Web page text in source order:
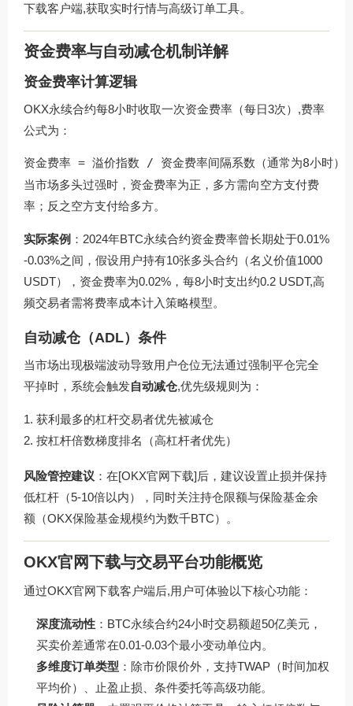
下载客户端,获取实时行情与高级订单工具。
资金费率与自动减仓机制详解
资金费率计算逻辑
OKX永续合约每8小时收取一次资金费率（每日3次）,费率
公式为：
资金费率 = 溢价指数 / 资金费率间隔系数（通常为8小时）
当市场多头过强时，资金费率为正，多方需向空方支付费
率；反之空方支付给多方。
实际案例 ：2024年BTC永续合约资金费率曾长期处于0.01%
-0.03%之间，假设用户持有10张多头合约（名义价值1000
USDT），资金费率为0.02%，每8小时支出约0.2 USDT,高
频交易者需将费率成本计入策略模型。
自动减仓（ADL）条件
当市场出现极端波动导致用户仓位无法通过强制平仓完全
平掉时，系统会触发自动减仓,优先级规则为：
获利最多的杠杆交易者优先被减仓
按杠杆倍数梯度排名（高杠杆者优先）
风险管控建议 ：在[OKX官网下载]后，建议设置止损并保持
低杠杆（5-10倍以内），同时关注持仓限额与保险基金余
额（OKX保险基金规模约为数千BTC）。
OKX官网下载与交易平台功能概览
通过OKX官网下载客户端后,用户可体验以下核心功能：
深度流动性 ：BTC永续合约24小时交易额超50亿美元，
买卖价差通常在0.01-0.03个最小变动单位内。
多维度订单类型 ：除市价限价外，支持TWAP（时间加权
平均价）、止盈止损、条件委托等高级功能。